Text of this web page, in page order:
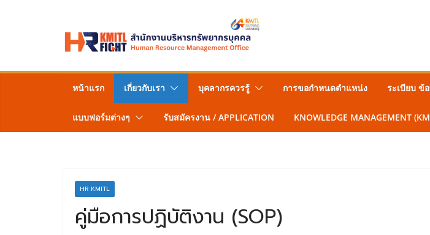
หน้าแรก เกี่ยวกับเรา บุคลากรควรรู้ การขอกำหนดตำแหน่ง ระเบียบ ข้
แบบฟอร์มต่างๆ รับสมัครงาน / APPLICATION KNOWLEDGE MANAGEMENT
HR KMITL
คู่มือการปฏิบัติงาน (SOP)